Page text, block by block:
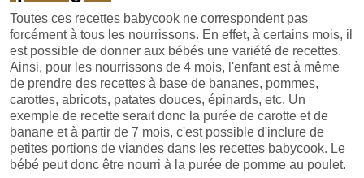
Toutes ces recettes babycook ne correspondent pas
forcément à tous les nourrissons. En effet, à certains mois, il
est possible de donner aux bébés une variété de recettes.
Ainsi, pour les nourrissons de 4 mois, l'enfant est à même
de prendre des recettes à base de bananes, pommes,
carottes, abricots, patates douces, épinards, etc. Un
exemple de recette serait donc la purée de carotte et de
banane et à partir de 7 mois, c'est possible d'inclure de
petites portions de viandes dans les recettes babycook. Le
bébé peut donc être nourri à la purée de pomme au poulet.